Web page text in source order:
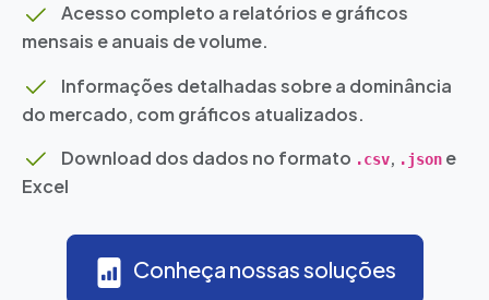
Acesso completo a relatórios e gráficos
mensais e anuais de volume.
Informações detalhadas sobre a dominância
do mercado, com gráficos atualizados.
Download dos dados no formato .csv, .json e
Excel
Conheça nossas soluções